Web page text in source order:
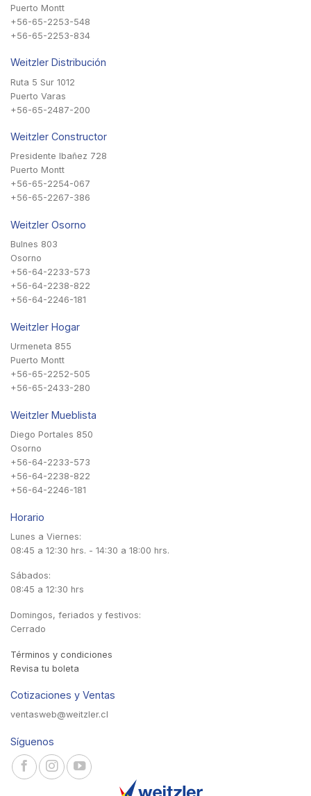
Puerto Montt
+56-65-2253-548
+56-65-2253-834
Weitzler Distribución
Ruta 5 Sur 1012
Puerto Varas
+56-65-2487-200
Weitzler Constructor
Presidente Ibañez 728
Puerto Montt
+56-65-2254-067
+56-65-2267-386
Weitzler Osorno
Bulnes 803
Osorno
+56-64-2233-573
+56-64-2238-822
+56-64-2246-181
Weitzler Hogar
Urmeneta 855
Puerto Montt
+56-65-2252-505
+56-65-2433-280
Weitzler Mueblista
Diego Portales 850
Osorno
+56-64-2233-573
+56-64-2238-822
+56-64-2246-181
Horario
Lunes a Viernes:
08:45 a 12:30 hrs. - 14:30 a 18:00 hrs.
Sábados:
08:45 a 12:30 hrs
Domingos, feriados y festivos:
Cerrado
Términos y condiciones
Revisa tu boleta
Cotizaciones y Ventas
ventasweb@weitzler.cl
Síguenos